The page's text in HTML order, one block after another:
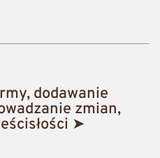
dodawanie
zmian,
➤